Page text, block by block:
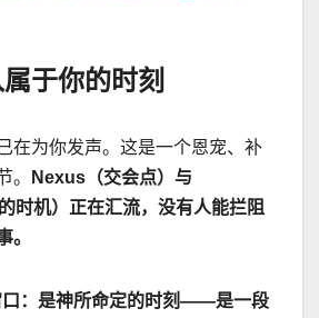
于你的时刻
在为你发声。这是一个恩宠、补
。
Nexus （交会点）与
的时机）正在汇流，没有人能拦阻
。
：是神所命定的时刻——是一段